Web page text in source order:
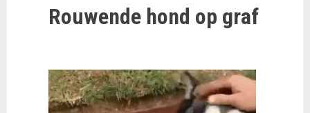
Rouwende hond op graf